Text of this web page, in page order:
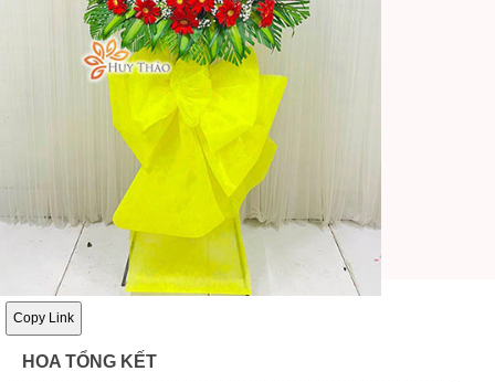
Copy Link
HOA TỔNG KẾT